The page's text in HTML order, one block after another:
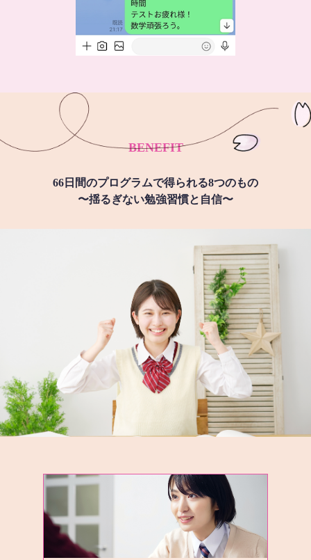
BENEFIT
66日間のプログラムで得られる8つのもの
〜揺るぎない勉強習慣と自信〜